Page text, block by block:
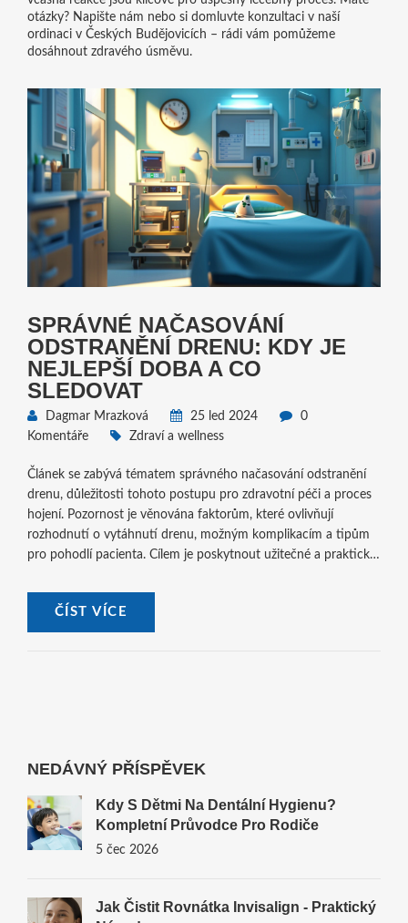
otázky? Napište nám nebo si domluvte konzultaci v naší
ordinaci v Českých Budějovicích – rádi vám pomůžeme
dosáhnout zdravého úsměvu.
SPRÁVNÉ NAČASOVÁNÍ
ODSTRANĚNÍ DRENU: KDY JE
NEJLEPŠÍ DOBA A CO
SLEDOVAT
Dagmar Mrazková 25 led 2024
0
Komentáře
Zdraví a wellness
Článek se zabývá tématem správného načasování odstranění
drenu, důležitosti tohoto postupu pro zdravotní péči a proces
hojení. Pozornost je věnována faktorům, které ovlivňují
rozhodnutí o vytáhnutí drenu, možným komplikacím a tipům
pro pohodlí pacienta. Cílem je poskytnout užitečné a praktické
ČÍST VÍCE
NEDÁVNÝ PŘÍSPĚVEK
Kdy S Dětmi Na Dentální Hygienu?
Kompletní Průvodce Pro Rodiče
5 čec 2026
Jak Čistit Rovnátka Invisalign - Praktický